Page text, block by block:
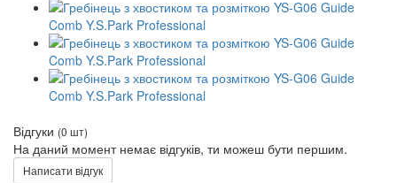
Відгуки (0 шт)
На даний момент немає відгуків, ти можеш бути першим.
Написати відгук